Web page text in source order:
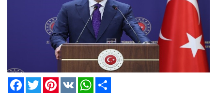
FacebookTwitterPinterest
VK WhatsApp